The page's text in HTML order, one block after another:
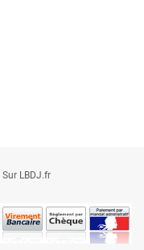
Sur LBDJ.fr